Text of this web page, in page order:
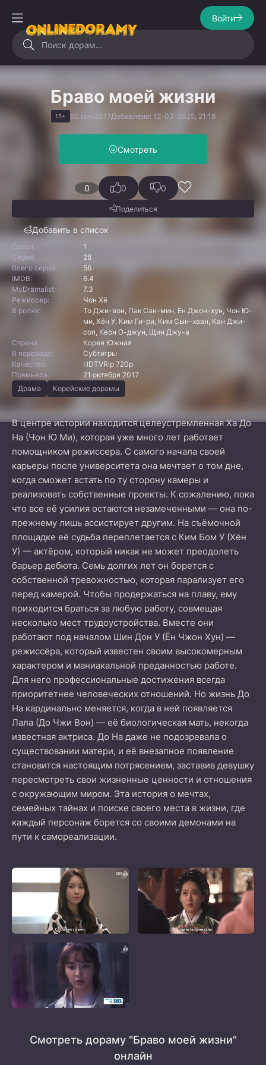
Войти
Браво моей жизни
15+ 60 мин2017Добавлено: 12-03-2025, 21:16
Смотреть
0
Добавить в список
0 0
Поделиться
Сезон:
1
Серия:
28
Всего серий:
56
IMDB:
6.4
MyDramalist:
7.3
Режиссер:
Чон Хё
В ролях:
То Джи-вон, Пак Сан-мин, Ён Джон-хун, Чон Ю-
ми, Хён У, Ким Ги-ри, Ким Сын-хван, Кан Джи-
соп, Квон О-джун, Щин Джу-а
Страна:
Корея Южная
В переводе:
Субтитры
Качество:
HDTVRip 720p
Премьера:
21 октября 2017
Драма
Корейские дорамы
В центре истории находится целеустремленная Ха До
На (Чон Ю Ми), которая уже много лет работает
помощником режиссера. С самого начала своей
карьеры после университета она мечтает о том дне,
когда сможет встать по ту сторону камеры и
реализовать собственные проекты. К сожалению, пока
что все её усилия остаются незамеченными — она по-
прежнему лишь ассистирует другим. На съёмочной
площадке её судьба переплетается с Ким Бом У (Хён
У) — актёром, который никак не может преодолеть
барьер дебюта. Семь долгих лет он борется с
собственной тревожностью, которая парализует его
перед камерой. Чтобы продержаться на плаву, ему
приходится браться за любую работу, совмещая
несколько мест трудоустройства. Вместе они
работают под началом Шин Дон У (Ён Чжон Хун) —
режиссёра, который известен своим высокомерным
характером и маниакальной преданностью работе.
Для него профессиональные достижения всегда
приоритетнее человеческих отношений. Но жизнь До
На кардинально меняется, когда в ней появляется
Лала (До Чжи Вон) — её биологическая мать, некогда
известная актриса. До На даже не подозревала о
существовании матери, и её внезапное появление
становится настоящим потрясением, заставив девушку
пересмотреть свои жизненные ценности и отношения
с окружающим миром. Эта история о мечтах,
семейных тайнах и поиске своего места в жизни, где
каждый персонаж борется со своими демонами на
пути к самореализации.
Смотреть дораму "Браво моей жизни"
онлайн